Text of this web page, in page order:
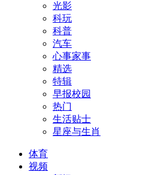
光影
科玩
科普
汽车
心事家事
精选
特辑
早报校园
热门
生活贴士
星座与生肖
体育
视频